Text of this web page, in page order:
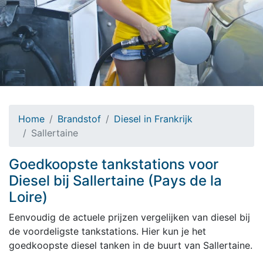
Home Brandstof
Diesel in Frankrijk
Sallertaine
Goedkoopste tankstations voor
Diesel bij Sallertaine (Pays de la
Loire)
Eenvoudig de actuele prijzen vergelijken van diesel bij
de voordeligste tankstations. Hier kun je het
goedkoopste diesel tanken in de buurt van Sallertaine.